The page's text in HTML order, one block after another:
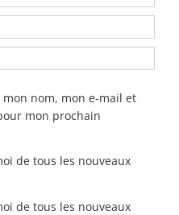
nom, mon e-mail et
mon prochain
de tous les nouveaux
de tous les nouveaux